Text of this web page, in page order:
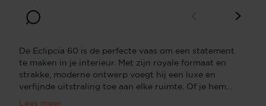
De Eclipcia 60 is de perfecte vaas om een statement
te maken in je interieur. Met zijn royale formaat en
strakke, moderne ontwerp voegt hij een luxe en
verfijnde uitstraling toe aan elke ruimte. Of je hem
Lees meer